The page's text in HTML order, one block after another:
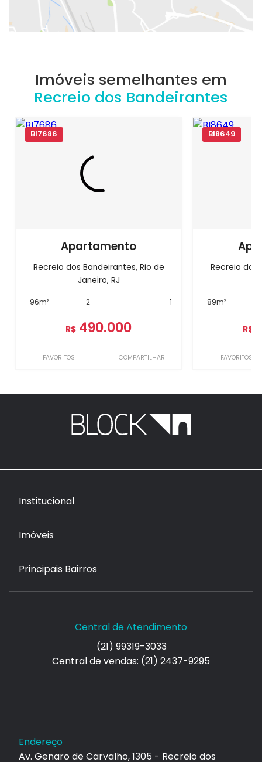
Imóveis semelhantes em
Recreio dos Bandeirantes
BI7686
Apartamento
Recreio dos Bandeirantes, Rio de
Janeiro, RJ
96m² 2 - 1
R$ 490.000
FAVORITOS COMPARTILHAR
BI8649
Recreio dos
89m²
R$
FAVORITOS
Institucional
Imóveis
Principais Bairros
Central de Atendimento
(21) 99319-3033
Central de vendas: (21) 2437-9295
Endereço
Av. Genaro de Carvalho, 1305 - Recreio dos